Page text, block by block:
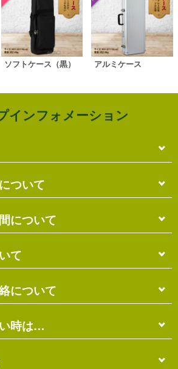
ソフトケース（黒） アルミケース
インフォメーション
料となります。
含まれています。
トの仕組み上、送料が正しく計算
ります。
によっては別梱包となり、送料が
合があります。
返信メール以降に改めて正しい送
す。
ついて
のご指定は出来ません。
れる「ご不在連絡票」より再配達希
指定が可能ですので、こちらをご利
について
3営業日以内の発送となります。
以上にお時間がかかる場合がありま
にてご確認ください。
をさせていただきます。
て
）
員にお支払い下さい。
について
修理など
日以内にメール・お電話にてご連
を行っておりません。予めご了承
時は…
ジは店主がHTMLとCSSを手打ちで